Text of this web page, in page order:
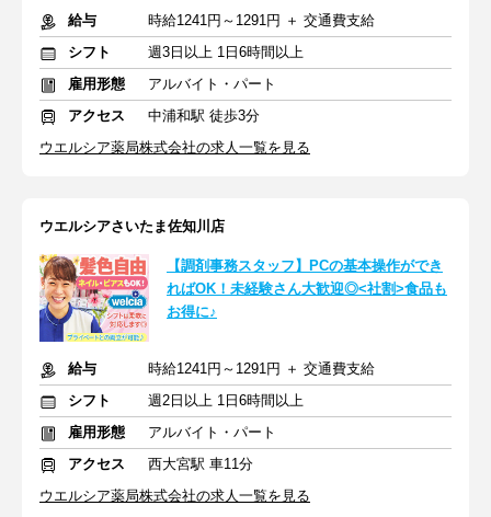
給与
時給1241円～1291円 ＋ 交通費支給
シフト
週3日以上 1日6時間以上
雇用形態
アルバイト・パート
アクセス
中浦和駅 徒歩3分
ウエルシア薬局株式会社の求人一覧を見る
ウエルシアさいたま佐知川店
【調剤事務スタッフ】PCの基本操作ができ
ればOK！未経験さん大歓迎◎<社割>食品も
お得に♪
給与
時給1241円～1291円 ＋ 交通費支給
シフト
週2日以上 1日6時間以上
雇用形態
アルバイト・パート
アクセス
西大宮駅 車11分
ウエルシア薬局株式会社の求人一覧を見る